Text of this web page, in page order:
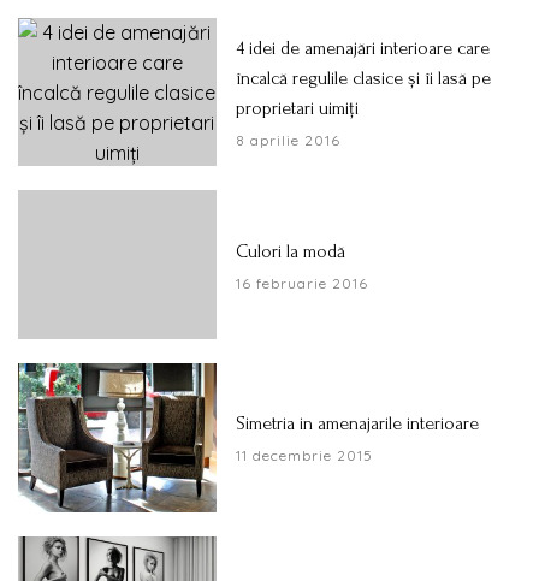
4 idei de amenajări interioare care
încalcă regulile clasice și îi lasă pe
proprietari uimiți
8 aprilie 2016
Culori la modă
16 februarie 2016
Simetria in amenajarile interioare
11 decembrie 2015